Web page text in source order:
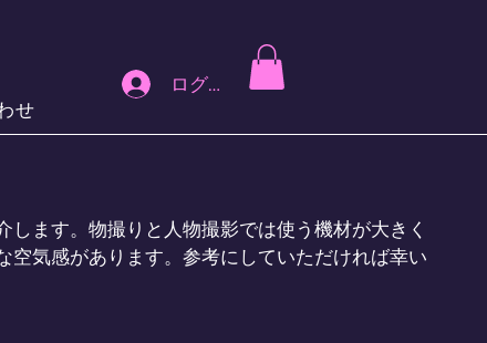
せ
ログイン
します。物撮りと人物撮影では使う機材が大きく
空気感があります。参考にしていただければ幸い